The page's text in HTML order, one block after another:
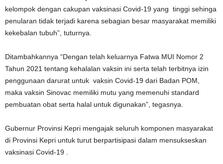
kelompok dengan cakupan vaksinasi Covid-19 yang tinggi sehinga
penularan tidak terjadi karena sebagian besar masyarakat memiliki
kekebalan tubuh”, tuturnya.
Ditambahkannya “Dengan telah keluarnya Fatwa MUI Nomor 2
Tahun 2021 tentang kehalalan vaksin ini serta telah terbitnya izin
penggunaan darurat untuk vaksin Covid-19 dari Badan POM,
maka vaksin Sinovac memiliki mutu yang memenuhi standard
pembuatan obat serta halal untuk digunakan”, tegasnya.
Gubernur Provinsi Kepri mengajak seluruh komponen masyarakat
di Provinsi Kepri untuk turut berpartisipasi dalam mensukseskan
vaksinasi Covid-19 .